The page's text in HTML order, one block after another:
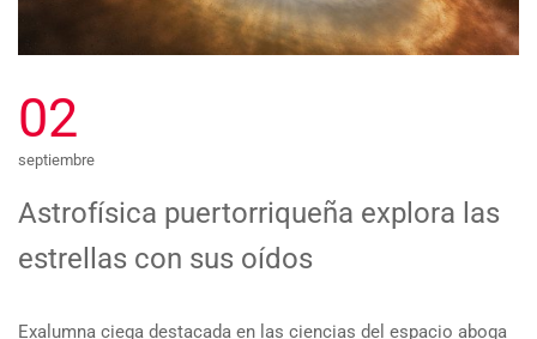
02
septiembre
Astrofísica puertorriqueña explora las
estrellas con sus oídos
Exalumna ciega destacada en las ciencias del espacio aboga